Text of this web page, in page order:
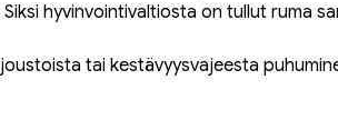
hyvinvointivaltiosta on tullut ruma
tai kestävyysvajeesta